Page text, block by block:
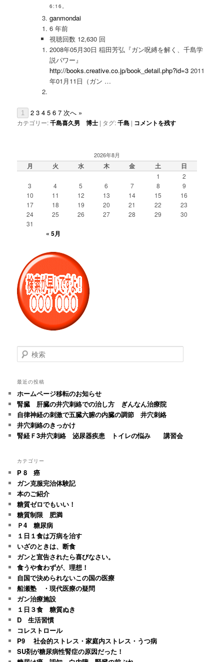
6:16。
ganmondai
6 年前
視聴回数 12,630 回
2008年05月30日 稲田芳弘『ガン呪縛を解く、千島学
説パワー』
http://books.creative.co.jp/book_detail.php?id=3 2011
年01月11日（ガン …
1 2 3 4 5 6 7 次へ »
カテゴリー:千島喜久男 博士 | タグ:千島 | コメントを残す
2026年8月
月 火 水 木 金 土 日
1
2
3
4 5 6 7 8
9
10
11 12 13 14 15
16
17
18 19 20 21 22
23
24
25 26 27 28 29
30
31
« 5月
検
索
最近の投稿
ホームページ移転のお知らせ
腎臓 肝臓の井穴刺絡での治し方 ぎんなん治療院
自律神経の刺激で五臓六腑の内臓の調節 井穴刺絡
井穴刺絡のきっかけ
腎経Ｆ3井穴刺絡 泌尿器疾患 トイレの悩み 講習会
カテゴリー
P 8 癌
ガン克服完治体験記
本のご紹介
糖質ゼロでもいい！
糖質制限 肥満
Ｐ4 糖尿病
１日１食は万病を治す
いざのときは、断食
ガンと宣告されたら喜びなさい。
食うや食わずが、理想！
自国で決められないこの国の医療
船瀬塾 ・現代医療の疑問
ガン治療施設
１日３食 糖質ぬき
D 生活習慣
コレストロール
P9 社会的ストレス・家庭内ストレス・うつ病
SU剤が糖尿病性腎症の原因だった！